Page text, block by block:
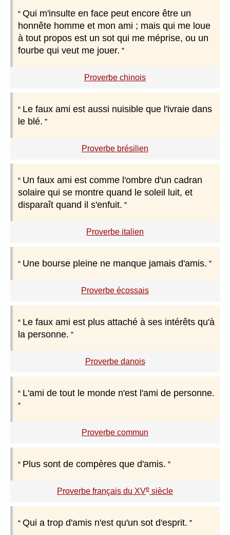
Qui m'insulte en face peut encore être un
honnête homme et mon ami ; mais qui me loue
à tout propos est un sot qui me méprise, ou un
fourbe qui veut me jouer.
Proverbe chinois
Le faux ami est aussi nuisible que l'ivraie dans
le blé.
Proverbe brésilien
Un faux ami est comme l'ombre d'un cadran
solaire qui se montre quand le soleil luit, et
disparaît quand il s'enfuit.
Proverbe italien
Une bourse pleine ne manque jamais d'amis.
Proverbe écossais
Le faux ami est plus attaché à ses intérêts qu'à
la personne.
Proverbe danois
L'ami de tout le monde n'est l'ami de personne.
Proverbe commun
Plus sont de compères que d'amis.
Proverbe français du XVe siècle
Qui a trop d'amis n'est qu'un sot d'esprit.